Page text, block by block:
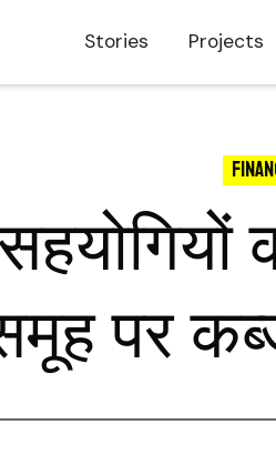
Stories Projects
पर